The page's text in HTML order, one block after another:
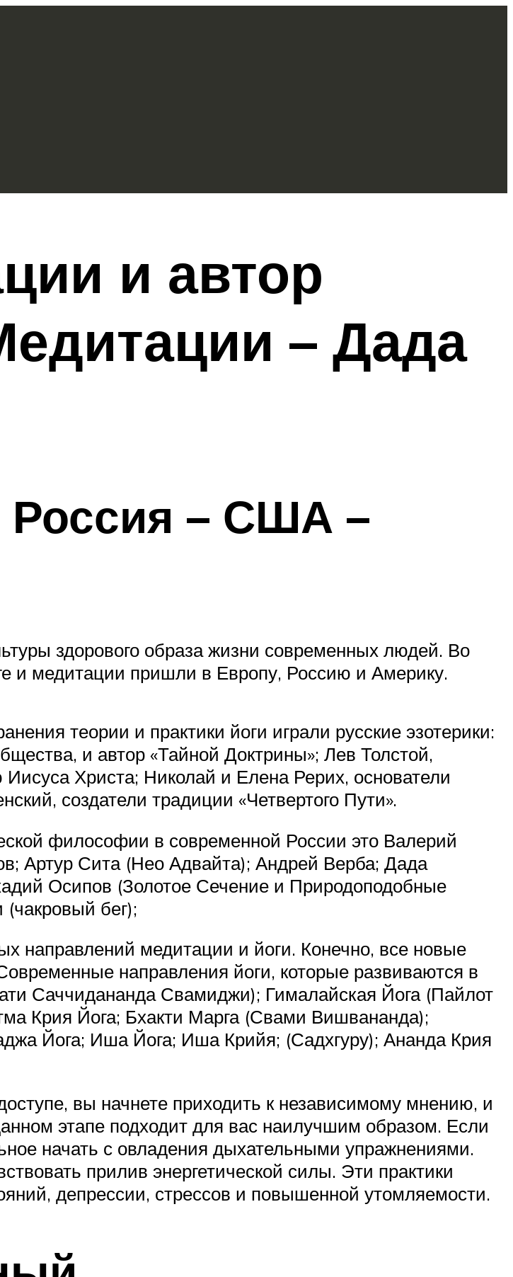
и автор
– Дада
Россия – США –
здорового образа жизни современных людей. Во
и медитации пришли в Европу, Россию и Америку.
теории и практики йоги играли русские эзотерики:
и автор «Тайной Доктрины»; Лев Толстой,
Христа; Николай и Елена Рерих, основатели
создатели традиции «Четвертого Пути».
философии в современной России это Валерий
Артур Сита (Нео Адвайта); Андрей Верба; Дада
Осипов (Золотое Сечение и Природоподобные
бег);
направлений медитации и йоги. Конечно, все новые
направления йоги, которые развиваются в
Саччидананда Свамиджи); Гималайская Йога (Пайлот
Крия Йога; Бхакти Марга (Свами Вишвананда);
Йога; Иша Йога; Иша Крийя; (Садхгуру); Ананда Крия
вы начнете приходить к независимому мнению, и
этапе подходит для вас наилучшим образом. Если
начать с овладения дыхательными упражнениями.
прилив энергетической силы. Эти практики
депрессии, стрессов и повышенной утомляемости.